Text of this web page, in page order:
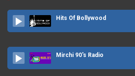
Hits Of Bollywood
Mirchi 90's Radio